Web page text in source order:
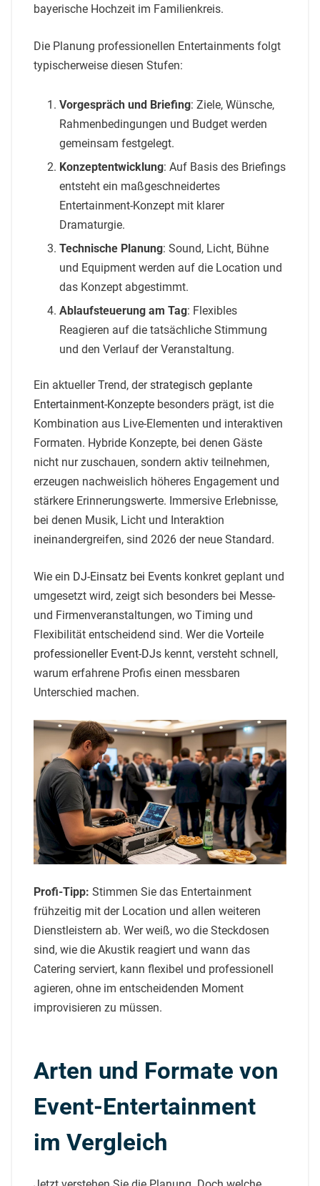
bayerische Hochzeit im Familienkreis.
Die Planung professionellen Entertainments folgt
typischerweise diesen Stufen:
Vorgespräch und Briefing: Ziele, Wünsche,
Rahmenbedingungen und Budget werden
gemeinsam festgelegt.
Konzeptentwicklung: Auf Basis des Briefings
entsteht ein maßgeschneidertes
Entertainment-Konzept mit klarer
Dramaturgie.
Technische Planung: Sound, Licht, Bühne
und Equipment werden auf die Location und
das Konzept abgestimmt.
Ablaufsteuerung am Tag: Flexibles
Reagieren auf die tatsächliche Stimmung
und den Verlauf der Veranstaltung.
Ein aktueller Trend, derstrategisch geplante
Entertainment-Konzepte besonders prägt, ist die
Kombination aus Live-Elementen und interaktiven
Formaten. Hybride Konzepte, bei denen Gäste
nicht nur zuschauen, sondern aktiv teilnehmen,
erzeugen nachweislich höheres Engagement und
stärkere Erinnerungswerte. Immersive Erlebnisse,
bei denen Musik, Licht und Interaktion
ineinandergreifen, sind 2026 der neue Standard.
Wie ein DJ-Einsatz bei Events konkret geplant und
umgesetzt wird, zeigt sich besonders bei Messe-
und Firmenveranstaltungen, wo Timing und
Flexibilität entscheidend sind. Wer die Vorteile
professioneller Event-DJs kennt, versteht schnell,
warum erfahrene Profis einen messbaren
Unterschied machen.
Profi-Tipp: Stimmen Sie das Entertainment
frühzeitig mit der Location und allen weiteren
Dienstleistern ab. Wer weiß, wo die Steckdosen
sind, wie die Akustik reagiert und wann das
Catering serviert, kann flexibel und professionell
agieren, ohne im entscheidenden Moment
improvisieren zu müssen.
Arten und Formate von
Event-Entertainment
im Vergleich